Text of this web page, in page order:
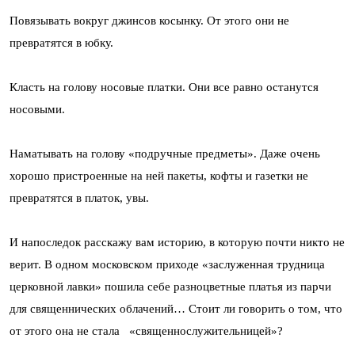
Повязывать вокруг джинсов косынку. От этого они не
превратятся в юбку.
Класть на голову носовые платки. Они все равно останутся
носовыми.
Наматывать на голову «подручные предметы». Даже очень
хорошо пристроенные на ней пакеты, кофты и газетки не
превратятся в платок, увы.
И напоследок расскажу вам историю, в которую почти никто не
верит. В одном московском приходе «заслуженная трудница
церковной лавки» пошила себе разноцветные платья из парчи
для священнических облачений… Стоит ли говорить о том, что
от этого она не стала «священнослужительницей»?